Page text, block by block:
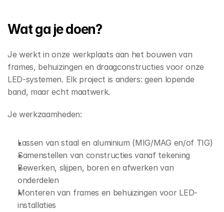
Wat ga je doen?
Je werkt in onze werkplaats aan het bouwen van
frames, behuizingen en draagconstructies voor onze
LED-systemen. Elk project is anders: geen lopende
band, maar echt maatwerk.
Je werkzaamheden:
Lassen van staal en aluminium (MIG/MAG en/of TIG)
Samenstellen van constructies vanaf tekening
Bewerken, slijpen, boren en afwerken van
onderdelen
Monteren van frames en behuizingen voor LED-
installaties